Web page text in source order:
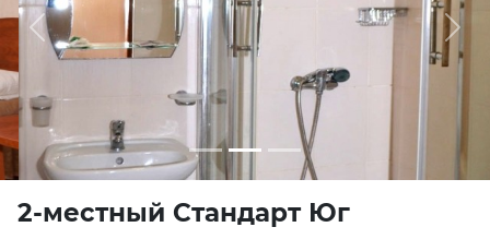
Previous Next
2-местный Стандарт Юг